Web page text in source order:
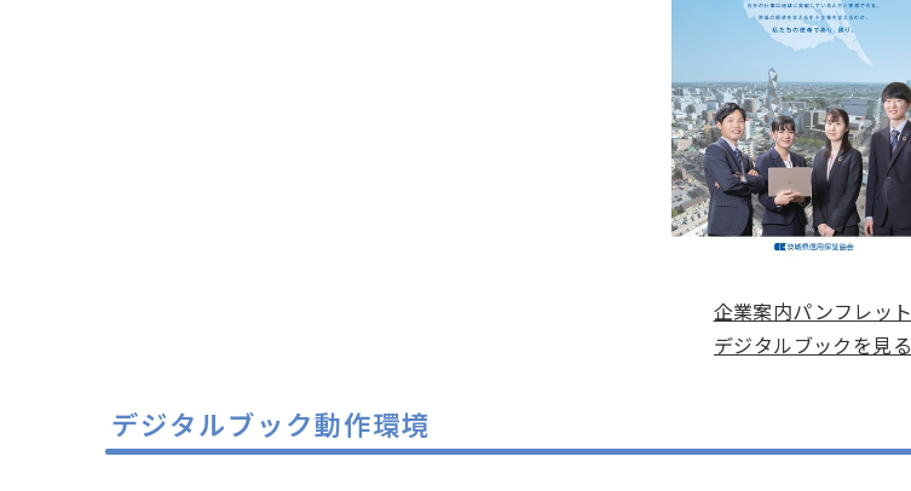
企業案内パンフレット
デジタルブックを見る
デジタルブック動作環境